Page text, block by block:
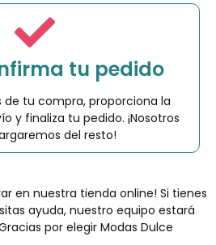
tu pedido
de tu compra, proporciona la
y finaliza tu pedido. ¡Nosotros
del resto!
en nuestra tienda online! Si tienes
ayuda, nuestro equipo estará
por elegir Modas Dulce